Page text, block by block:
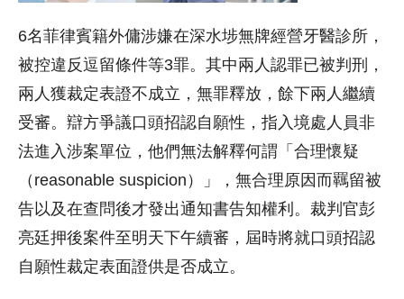
6名菲律賓籍外傭涉嫌在深水埗無牌經營牙醫診所，
被控違反逗留條件等3罪。其中兩人認罪已被判刑，
兩人獲裁定表證不成立，無罪釋放，餘下兩人繼續
受審。辯方爭議口頭招認自願性，指入境處人員非
法進入涉案單位，他們無法解釋何謂「合理懷疑
（reasonable suspicion）」，無合理原因而羈留被
告以及在查問後才發出通知書告知權利。裁判官彭
亮廷押後案件至明天下午續審，屆時將就口頭招認
自願性裁定表面證供是否成立。